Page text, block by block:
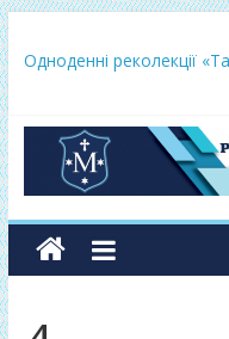
Одноденні реколекції
Lectio Divina – єв.Матея
Нове життя в Христі –
Фундамент у вересні